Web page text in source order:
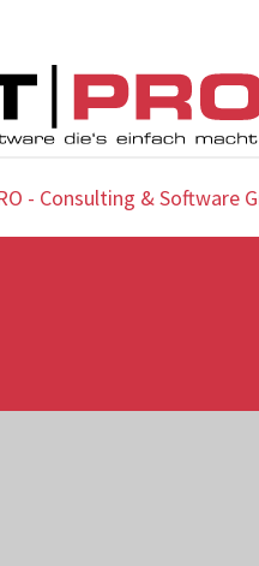
- Consulting & Software